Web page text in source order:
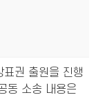
권 출원을 진행
동 소송 내용은